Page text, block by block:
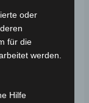
oder
für die
werden.
Hilfe